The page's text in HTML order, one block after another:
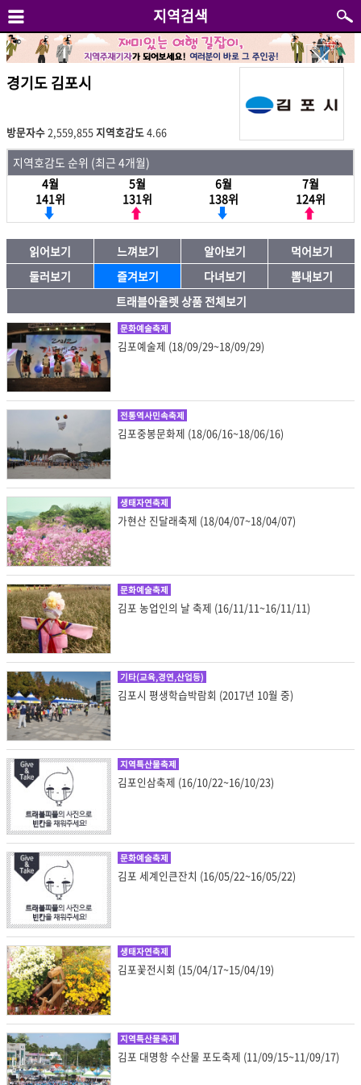
지역검색
경기도 김포시
방문자수2,559,855지역호감도 4.66
지역호감도 순위 (최근 4개월)
4월
141위
5월
131위
6월
138위
7월
124위
읽어보기 느껴보기 알아보기
먹어보기
둘러보기
즐겨보기 다녀보기
뽐내보기
트래블아울렛 상품 전체보기
문화예술축제
김포예술제 (18/09/29~18/09/29)
전통역사민속축제
김포중봉문화제 (18/06/16~18/06/16)
생태자연축제
가현산 진달래축제 (18/04/07~18/04/07)
문화예술축제
김포 농업인의 날 축제 (16/11/11~16/11/11)
기타(교육,경연,산업등)
김포시 평생학습박람회 (2017년 10월 중)
지역특산물축제
김포인삼축제 (16/10/22~16/10/23)
문화예술축제
김포 세계인큰잔치 (16/05/22~16/05/22)
생태자연축제
김포꽃전시회 (15/04/17~15/04/19)
지역특산물축제
김포 대명항 수산물 포도축제 (11/09/15~11/09/17)